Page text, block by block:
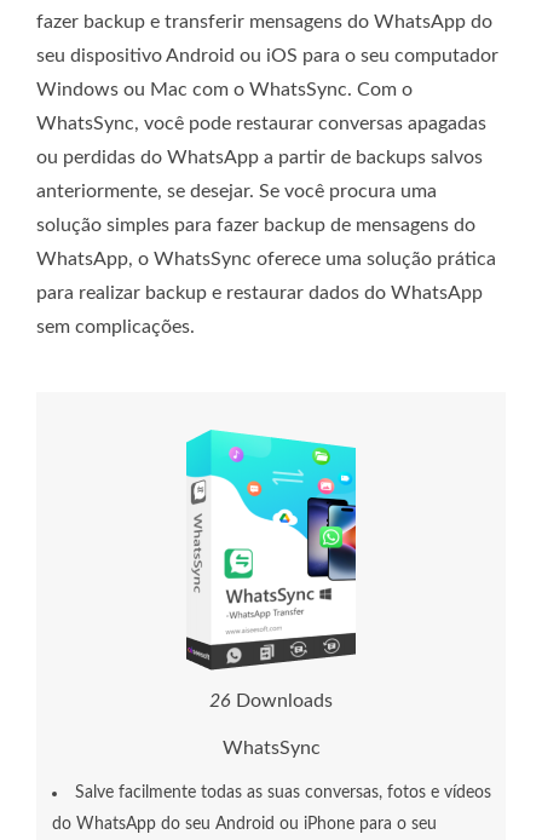
fazer backup e transferir mensagens do WhatsApp do
seu dispositivo Android ou iOS para o seu computador
Windows ou Mac com o WhatsSync. Com o
WhatsSync, você pode restaurar conversas apagadas
ou perdidas do WhatsApp a partir de backups salvos
anteriormente, se desejar. Se você procura uma
solução simples para fazer backup de mensagens do
WhatsApp, o WhatsSync oferece uma solução prática
para realizar backup e restaurar dados do WhatsApp
sem complicações.
26 Downloads
WhatsSync
Salve facilmente todas as suas conversas, fotos e vídeos
do WhatsApp do seu Android ou iPhone para o seu